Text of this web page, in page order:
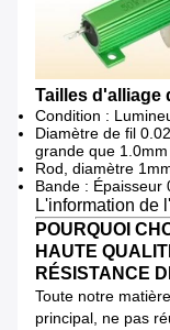
Tailles d'alliage
Condition :
Diamètre de fil
grande que
Rod, diamètre
Bande : Épaisseur
L'information de
POURQUOI
HAUTE
RÉSISTANCE
Toute notre
principal, ne pas